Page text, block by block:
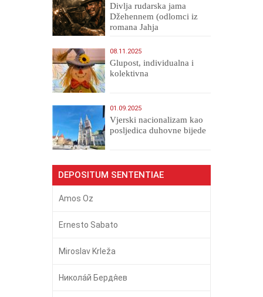
Divlja rudarska jama
Džehennem (odlomci iz
romana Jahja
08.11.2025
Glupost, individualna i
kolektivna
01.09.2025
​Vjerski nacionalizam kao
posljedica duhovne bijede
DEPOSITUM SENTENTIAE
Amos Oz
Ernesto Sabato
Miroslav Krleža
Никола́й Бердя́ев